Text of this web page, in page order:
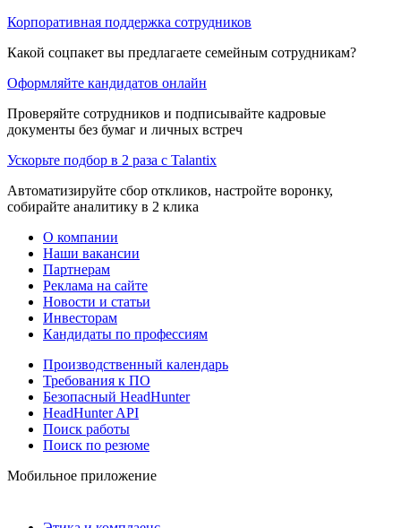
Корпоративная поддержка сотрудников
Какой соцпакет вы предлагаете семейным сотрудникам?
Оформляйте кандидатов онлайн
Проверяйте сотрудников и подписывайте кадровые
документы без бумаг и личных встреч
Ускорьте подбор в 2 раза с Talantix
Автоматизируйте сбор откликов, настройте воронку,
собирайте аналитику в 2 клика
О компании
Наши вакансии
Партнерам
Реклама на сайте
Новости и статьи
Инвесторам
Кандидаты по профессиям
Производственный календарь
Требования к ПО
Безопасный HeadHunter
HeadHunter API
Поиск работы
Поиск по резюме
Мобильное приложение